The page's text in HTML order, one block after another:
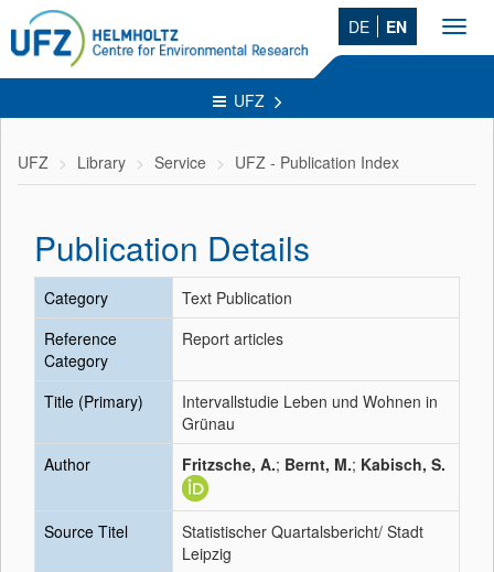
DE EN
UFZ
UFZ Library Service UFZ - Publication Index
Publication Details
Category
Text Publication
Reference
Category
Report articles
Title (Primary)
Intervallstudie Leben und Wohnen in
Grünau
Author
Fritzsche, A.; Bernt, M.; Kabisch, S.
Source Titel
Statistischer Quartalsbericht/ Stadt
Leipzig